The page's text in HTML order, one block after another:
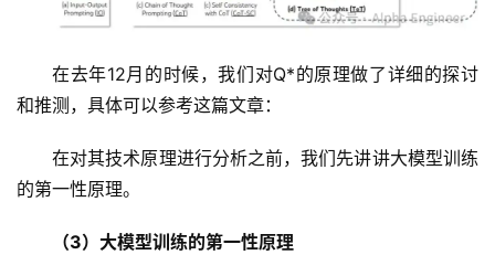
在去年12月的时候，我们对Q*的原理做了详细的探讨
和推测，具体可以参考这篇文章：
在对其技术原理进行分析之前，我们先讲讲大模型训练
的第一性原理。
（3）大模型训练的第一性原理